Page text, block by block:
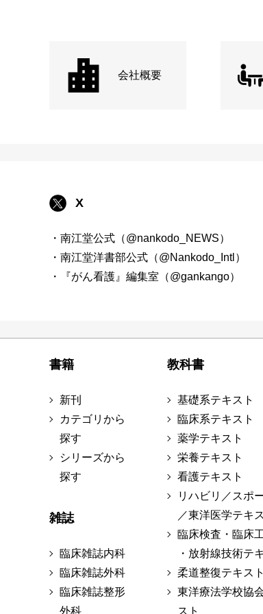
会社概要
X
・南江堂公式（@nankodo_NEWS）
・南江堂洋書部公式（@Nankodo_Intl）
・『がん看護』編集室（@gankango）
書籍
新刊
カテゴリから
探す
シリーズから
探す
雑誌
臨床雑誌内科
臨床雑誌外科
臨床雑誌整形
外科
教科書
基礎系テキスト
臨床系テキスト
薬学テキスト
栄養テキスト
看護テキスト
リハビリ／スポ
／東洋医学テキ
臨床検査・臨床
・放射線技術テ
柔道整復テキスト
東洋療法学校協
スト